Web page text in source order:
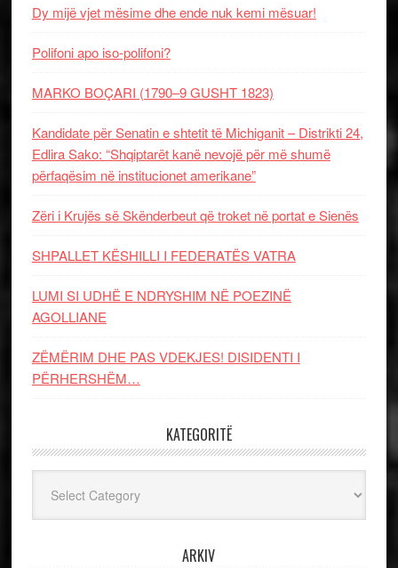
Dy mijë vjet mësime dhe ende nuk kemi mësuar!
Polifoni apo iso-polifoni?
MARKO BOÇARI (1790–9 GUSHT 1823)
Kandidate për Senatin e shtetit të Michiganit – Distrikti 24,
Edlira Sako: “Shqiptarët kanë nevojë për më shumë
përfaqësim në institucionet amerikane”
Zëri i Krujës së Skënderbeut që troket në portat e Sienës
SHPALLET KËSHILLI I FEDERATËS VATRA
LUMI SI UDHË E NDRYSHIM NË POEZINË
AGOLLIANE
ZËMËRIM DHE PAS VDEKJES! DISIDENTI I
PËRHERSHËM…
KATEGORITË
ARKIV